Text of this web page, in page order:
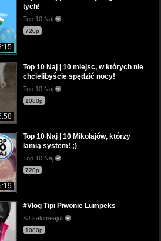
tych!
Top 10 Naj
720p
Top 10 Naj | 10 miejsc, w których nie
chcielibyście spędzić nocy!
Top 10 Naj
1080p
Top 10 Naj | 10 Mikołajów, którzy
łamią system! ;)
Top 10 Naj
720p
#Vlog Tipi Piwonie Lumpeks
SJ salomeajuli
1080p